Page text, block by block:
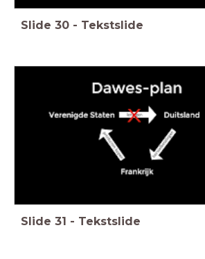
Slide 30 - Tekstslide
Slide 31 - Tekstslide